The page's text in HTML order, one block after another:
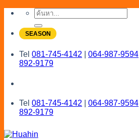
Skip
content
ค้นหา:
SEASON
Tel 081-745-4142 064-987-9594
892-9179
Tel 081-745-4142 064-987-9594
892-9179